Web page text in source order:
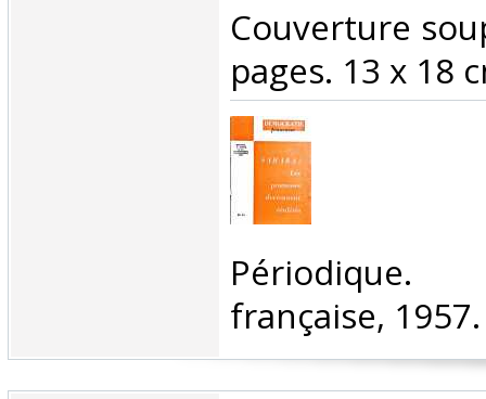
‎Couverture
pages. 13 x 18
‎Périodique.
française, 1957.‎